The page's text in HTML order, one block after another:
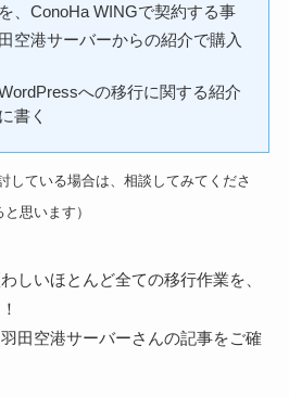
、ConoHa WINGで契約する事
空港サーバーからの紹介で購入
への移行に関する紹介
書く
している場合は、相談してみてくださ
思います）
しいほとんど全ての移行作業を、
田空港サーバーさんの記事をご確